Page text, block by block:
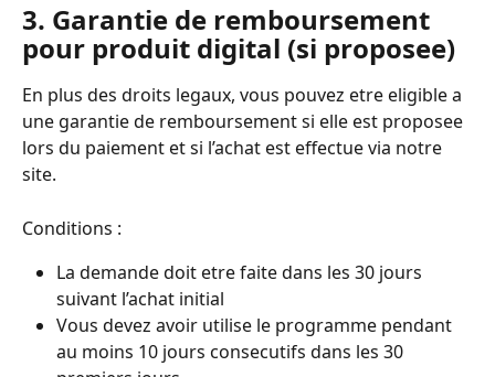
3. Garantie de remboursement
pour produit digital (si proposee)
En plus des droits legaux, vous pouvez etre eligible a
une garantie de remboursement si elle est proposee
lors du paiement et si l’achat est effectue via notre
site.
Conditions :
La demande doit etre faite dans les 30 jours
suivant l’achat initial
Vous devez avoir utilise le programme pendant
au moins 10 jours consecutifs dans les 30